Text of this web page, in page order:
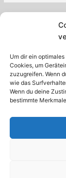
Um dir ein
Cookies, um
zuzugreifen. Wenn
wie das
Wenn du deine
bestimmte
Copyright ©